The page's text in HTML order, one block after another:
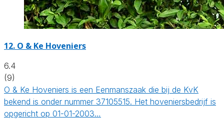
12. O & Ke Hoveniers
6.4
(9)
O & Ke Hoveniers is een Eenmanszaak die bij de KvK
bekend is onder nummer 37105515. Het hoveniersbedrijf is
opgericht op 01-01-2003…